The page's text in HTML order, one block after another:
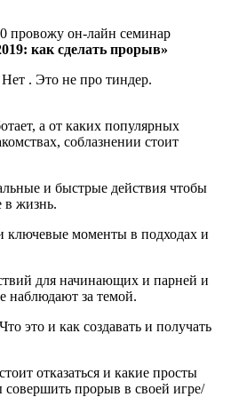
провожу он-лайн семинар
как сделать прорыв»
Нет . Это не про тиндер.
а от каких популярных
соблазнении стоит
и быстрые действия чтобы
в жизнь.
ключевые моменты в подходах и
для начинающих и парней и
наблюдают за темой.
это и как создавать и получать
отказаться и какие просты
совершить прорыв в своей игре/